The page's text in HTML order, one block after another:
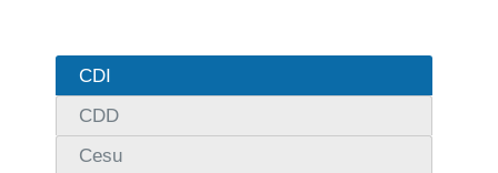
CDI
CDD
Cesu